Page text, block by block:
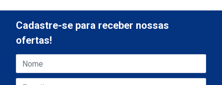
Cadastre-se para receber nossas
ofertas!